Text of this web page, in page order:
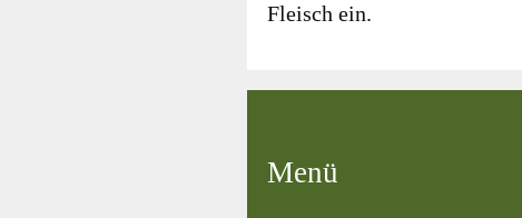
Fleisch ein.
Menü